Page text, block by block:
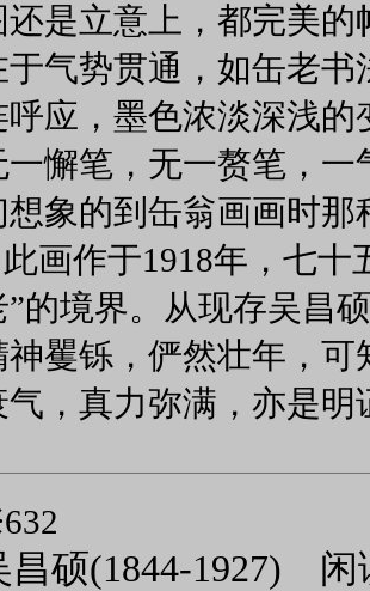
还是立意上，都完美
于气势贯通，如缶老
呼应，墨色浓淡深浅
一懈笔，无一赘笔，
想象的到缶翁画画时
此画作于1918年，七
”的境界。从现存吴昌
神矍铄，俨然壮年，
气，真力弥满，亦是明
昌硕(1844-1927) 闲